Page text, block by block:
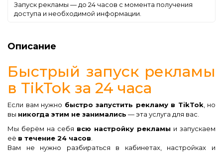
Запуск рекламы — до 24 часов с момента получения
доступа и необходимой информации.
Описание
Быстрый запуск рекламы
в TikTok за 24 часа
Если вам нужно быстро запустить рекламу в TikTok , но
вы никогда этим не занимались — эта услуга для вас.
Мы берём на себя всю настройку рекламы и запускаем
её в течение 24 часов
Вам не нужно разбираться в кабинетах, настройках и